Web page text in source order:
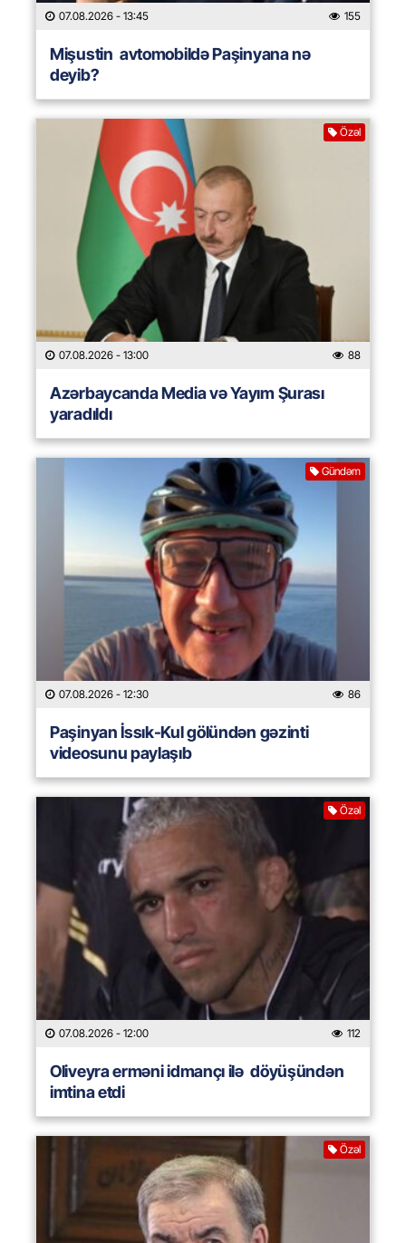
07.08.2026 - 13:45 155
Mişustin avtomobildə Paşinyana nə
deyib?
Özəl
07.08.2026 - 13:00 88
Azərbaycanda Media və Yayım Şurası
yaradıldı
Gündəm
07.08.2026 - 12:30 86
Paşinyan İssık-Kul gölündən gəzinti
videosunu paylaşıb
Özəl
07.08.2026 - 12:00 112
Oliveyra erməni idmançı ilə döyüşündən
imtina etdi
Özəl